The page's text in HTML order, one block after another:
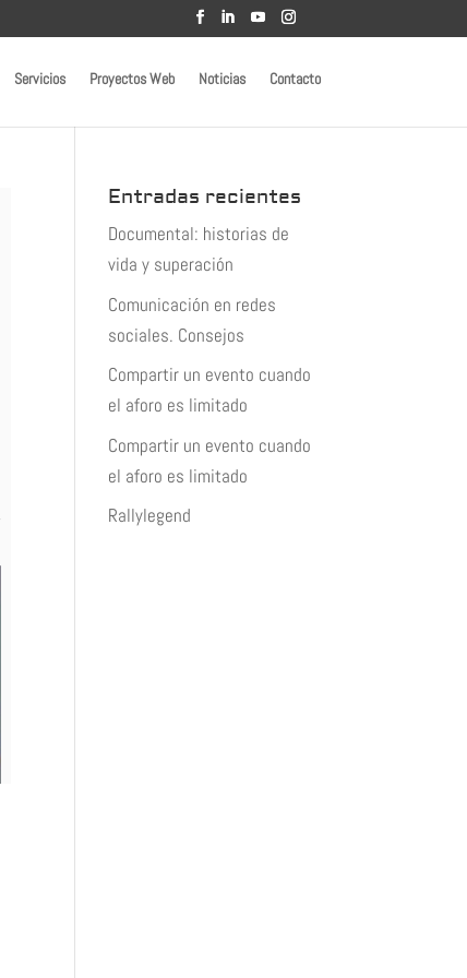
Servicios Proyectos Web Noticias Contacto
Entradas recientes
Documental: historias de
vida y superación
Comunicación en redes
sociales. Consejos
Compartir un evento cuando
el aforo es limitado
Compartir un evento cuando
el aforo es limitado
Rallylegend